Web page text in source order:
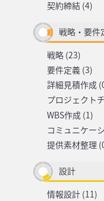
契約締結 (4)
戦略・要件
戦略 (23)
要件定義 (3)
詳細見積作成
プロジェクト
WBS作成 (1)
コミュニケー
提供素材整理
設計
情報設計 (11)